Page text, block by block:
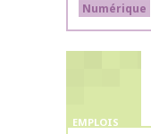
Numérique
EMPLOIS